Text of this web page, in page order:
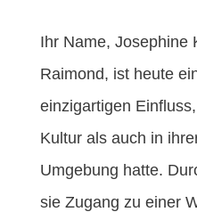
Ihr Name, Josephine
Raimond, ist heute
einzigartigen
Kultur als auch in
Umgebung hatte.
sie Zugang zu einer